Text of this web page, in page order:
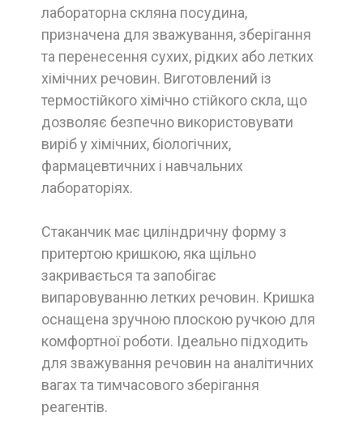
лабораторна скляна посудина,
призначена для зважування, зберігання
та перенесення сухих, рідких або летких
хімічних речовин. Виготовлений із
термостійкого хімічно стійкого скла, що
дозволяє безпечно використовувати
виріб у хімічних, біологічних,
фармацевтичних і навчальних
лабораторіях.
Стаканчик має циліндричну форму з
притертою кришкою, яка щільно
закривається та запобігає
випаровуванню летких речовин. Кришка
оснащена зручною плоскою ручкою для
комфортної роботи. Ідеально підходить
для зважування речовин на аналітичних
вагах та тимчасового зберігання
реагентів.